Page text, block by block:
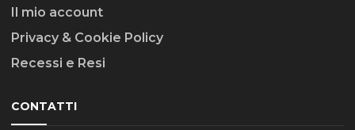
Il mio account
Privacy & Cookie Policy
Recessi e Resi
CONTATTI